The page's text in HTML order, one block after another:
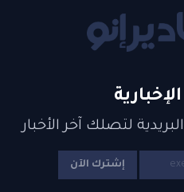
لتصلك آخر الأخبار
إشترك الآن